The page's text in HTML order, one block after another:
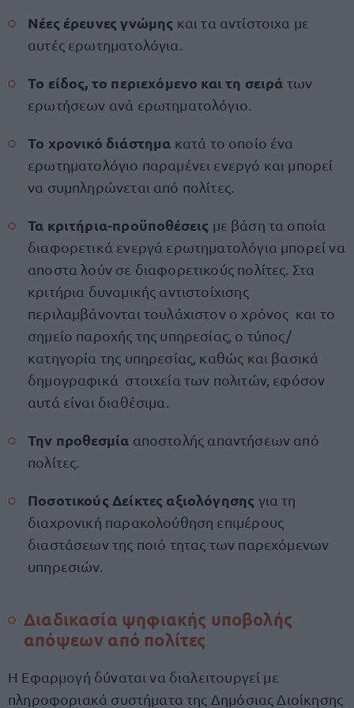
Νέες έρευνες γνώμης και τα αντίστοιχα με
αυτές ερωτηματολόγια.
Το είδος, το περιεχόμενο και τη σειρά των
ερωτήσεων ανά ερωτηματολόγιο.
Το χρονικό διάστημα κατά το οποίο ένα
ερωτηματολόγιο παραμένει ενεργό και μπορεί
να συμπληρώνεται από πολίτες.
Τα κριτήρια-προϋποθέσεις με βάση τα οποία
διαφορετικά ενεργά ερωτηματολόγια μπορεί να
αποστα λούν σε διαφορετικούς πολίτες. Στα
κριτήρια δυναμικής αντιστοίχισης
περιλαμβάνονται τουλάχιστον ο χρόνος και το
σημείο παροχής της υπηρεσίας, ο τύπος/
κατηγορία της υπηρεσίας, καθώς και βασικά
δημογραφικά στοιχεία των πολιτών, εφόσον
αυτά είναι διαθέσιμα.
Την προθεσμία αποστολής απαντήσεων από
πολίτες.
Ποσοτικούς Δείκτες αξιολόγησης για τη
διαχρονική παρακολούθηση επιμέρους
διαστάσεων της ποιό τητας των παρεχόμενων
υπηρεσιών.
Διαδικασία ψηφιακής υποβολής
απόψεων από πολίτες
Η Εφαρμογή δύναται να διαλειτουργεί με
πληροφοριακά συστήματα της Δημόσιας Διοίκησης